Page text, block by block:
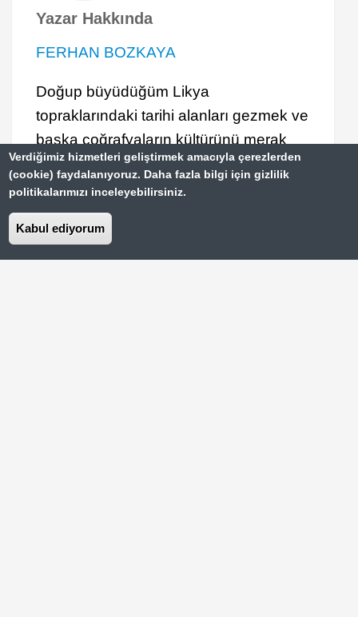
Yazar Hakkında
FERHAN BOZKAYA
Doğup büyüdüğüm Likya
topraklarındaki tarihi alanları gezmek ve
başka coğrafyaların kültürünü merak
etmekte atıldı ilk tohumlar.Üniversite
yıllarında başlayan Türkiye gezilerimin
ardından, Antalya
Verdiğimiz hizmetleri geliştirmek amacıyla çerezlerden
(cookie) faydalanıyoruz. Daha fazla bilgi için gizlilik
politikalarımızı inceleyebilirsiniz.
Kabul ediyorum